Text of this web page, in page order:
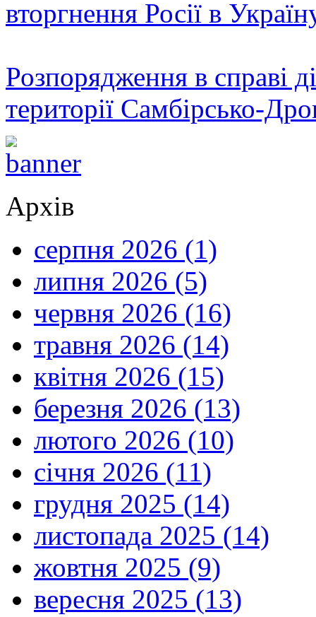
вторгнення Росії в
Розпорядження в справі
території Самбірсько-
Архів
серпня 2026 (1)
липня 2026 (5)
червня 2026 (16)
травня 2026 (14)
квітня 2026 (15)
березня 2026 (13)
лютого 2026 (10)
січня 2026 (11)
грудня 2025 (14)
листопада 2025 (14)
жовтня 2025 (9)
вересня 2025 (13)